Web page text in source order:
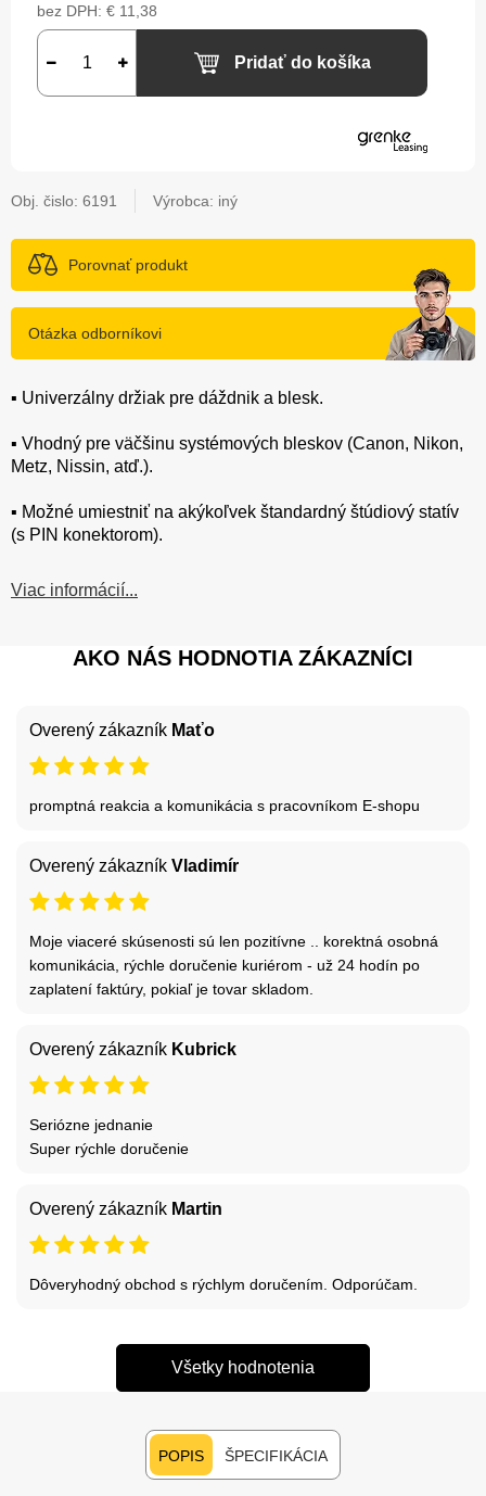
bez DPH: € 11,38
Pridať do košíka
Obj. čislo: 6191 Výrobca: iný
Porovnať produkt
Otázka odborníkovi
▪️ Univerzálny držiak pre dáždnik a blesk.
▪️ Vhodný pre väčšinu systémových bleskov (Canon, Nikon,
Metz, Nissin, atď.).
▪️ Možné umiestniť na akýkoľvek štandardný štúdiový statív
(s PIN konektorom).
Viac informácií...
AKO NÁS HODNOTIA ZÁKAZNÍCI
Overený zákazník Maťo
promptná reakcia a komunikácia s pracovníkom E-shopu
Overený zákazník Vladimír
Moje viaceré skúsenosti sú len pozitívne .. korektná osobná
komunikácia, rýchle doručenie kuriérom - už 24 hodín po
zaplatení faktúry, pokiaľ je tovar skladom.
Overený zákazník Kubrick
Seriózne jednanie
Super rýchle doručenie
Overený zákazník Martin
Dôveryhodný obchod s rýchlym doručením. Odporúčam.
Všetky hodnotenia
POPIS ŠPECIFIKÁCIA